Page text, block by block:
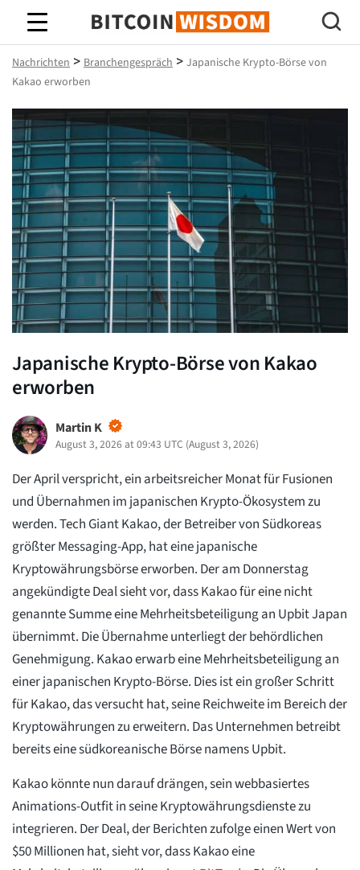
Bitcoin-Weisheit
Nachrichten > Branchengespräch > Japanische Krypto-Börse von
Kakao erworben
Japanische Krypto-Börse von Kakao
erworben
Martin K
August 3, 2026 at 09:43 UTC (August 3, 2026)
Der April verspricht, ein arbeitsreicher Monat für Fusionen
und Übernahmen im japanischen Krypto-Ökosystem zu
werden. Tech Giant Kakao, der Betreiber von Südkoreas
größter Messaging-App, hat eine japanische
Kryptowährungsbörse erworben. Der am Donnerstag
angekündigte Deal sieht vor, dass Kakao für eine nicht
genannte Summe eine Mehrheitsbeteiligung an Upbit Japan
übernimmt. Die Übernahme unterliegt der behördlichen
Genehmigung. Kakao erwarb eine Mehrheitsbeteiligung an
einer japanischen Krypto-Börse. Dies ist ein großer Schritt
für Kakao, das versucht hat, seine Reichweite im Bereich der
Kryptowährungen zu erweitern. Das Unternehmen betreibt
bereits eine südkoreanische Börse namens Upbit.
Kakao könnte nun darauf drängen, sein webbasiertes
Animations-Outfit in seine Kryptowährungsdienste zu
integrieren. Der Deal, der Berichten zufolge einen Wert von
$50 Millionen hat, sieht vor, dass Kakao eine